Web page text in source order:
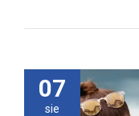
07
sie